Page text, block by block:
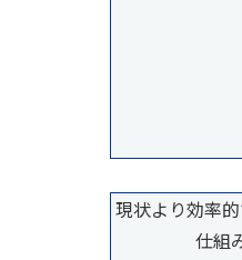
現状より効率
仕組